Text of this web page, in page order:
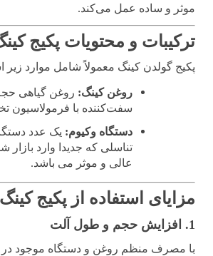
موثر و ساده عمل می‌کند.
ترکیبات و محتویات پکیج
پکیج گولدن کینگ معمولاً شامل موارد
روغن کینگ: روغن گیاهی
سفت‌کننده با فرمولاسیون
دستگاه وکیوم: یک عدد
تناسلی که جدیدا وارد بازار
عالی و موثر می باشد.
مزایای استفاده از پکیج کینگ
1. افزایش حجم و طول آلت
با مصرف منظم روغن و دستگاه موجود در